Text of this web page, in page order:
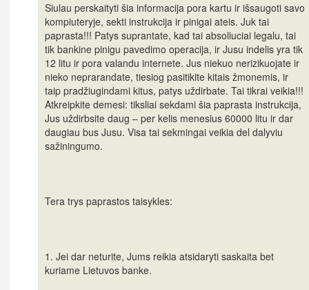
Siulau perskaityti šia informacija pora kartu ir išsaugoti savo
kompiuteryje, sekti instrukcija ir pinigai ateis. Juk tai
paprasta!!! Patys suprantate, kad tai absoliuciai legalu, tai
tik bankine pinigu pavedimo operacija, ir Jusu indelis yra tik
12 litu ir pora valandu internete. Jus niekuo nerizikuojate ir
nieko neprarandate, tiesiog pasitikite kitais žmonemis, ir
taip pradžiugindami kitus, patys uždirbate. Tai tikrai veikia!!!
Atkreipkite demesi: tiksliai sekdami šia paprasta instrukcija,
Jus uždirbsite daug – per kelis menesius 60000 litu ir dar
daugiau bus Jusu. Visa tai sekmingai veikia del dalyviu
sažiningumo.
Tera trys paprastos taisykles:
1. Jei dar neturite, Jums reikia atsidaryti saskaita bet
kuriame Lietuvos banke.